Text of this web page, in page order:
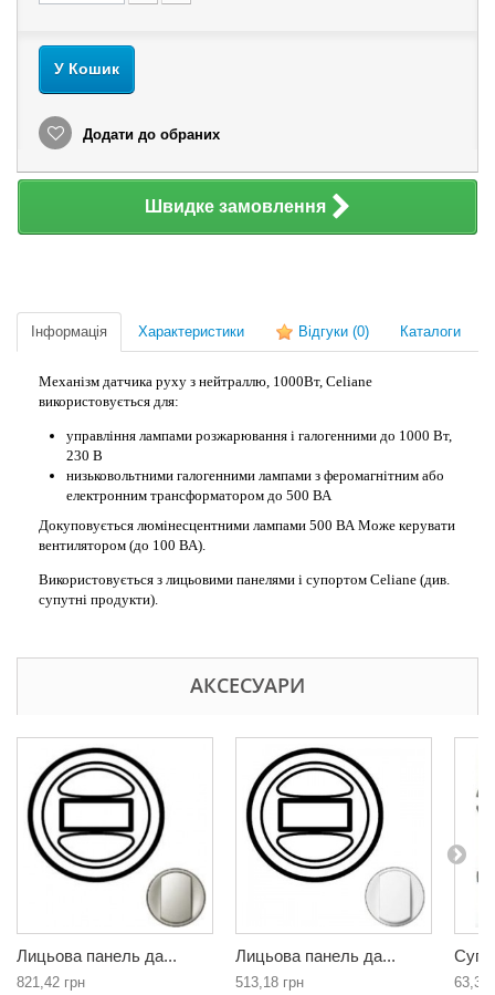
У Кошик
Додати до обраних
Швидке замовлення
Інформація Характеристики Відгуки (0) Каталоги
Механізм датчика руху з нейтраллю, 1000Вт, Celiane
використовується для:
управління лампами розжарювання і галогенними до 1000 Вт,
230 В
низьковольтними галогенними лампами з феромагнітним або
електронним трансформатором до 500 ВА
Докуповується люмінесцентними лампами 500 ВА Може керувати
вентилятором (до 100 ВА).
Використовується з лицьовими панелями і супортом Celiane (див.
супутні продукти).
АКСЕСУАРИ
Лицьова панель да...
821,42 грн
Лицьова панель да...
513,18 грн
63,31